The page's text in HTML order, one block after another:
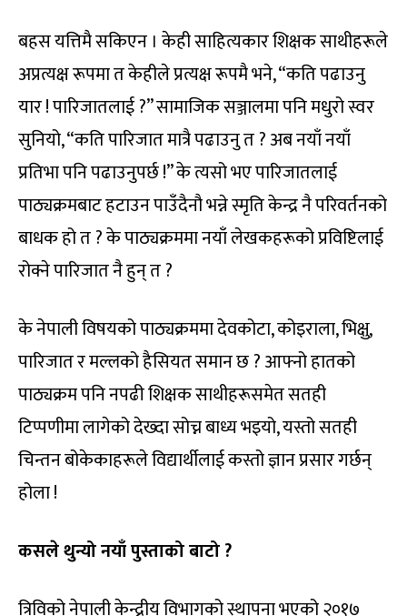
बहस यत्तिमै सकिएन । केही साहित्यकार शिक्षक साथीहरूले
अप्रत्यक्ष रूपमा त केहीले प्रत्यक्ष रूपमै भने, “कति पढाउनु
यार ! पारिजातलाई ?” सामाजिक सञ्जालमा पनि मधुरो स्वर
सुनियो, “कति पारिजात मात्रै पढाउनु त ? अब नयाँ नयाँ
प्रतिभा पनि पढाउनुपर्छ !” के त्यसो भए पारिजातलाई
पाठ्यक्रमबाट हटाउन पाउँदैनौ भन्ने स्मृति केन्द्र नै परिवर्तनको
बाधक हो त ? के पाठ्यक्रममा नयाँ लेखकहरूको प्रविष्टिलाई
रोक्ने पारिजात नै हुन् त ?
के नेपाली विषयको पाठ्यक्रममा देवकोटा, कोइराला, भिक्षु,
पारिजात र मल्लको हैसियत समान छ ? आफ्नो हातको
पाठ्यक्रम पनि नपढी शिक्षक साथीहरूसमेत सतही
टिप्पणीमा लागेको देख्दा सोच्न बाध्य भइयो, यस्तो सतही
चिन्तन बोकेकाहरूले विद्यार्थीलाई कस्तो ज्ञान प्रसार गर्छन्
होला !
कसले थुन्यो नयाँ पुस्ताको बाटो ?
त्रिविको नेपाली केन्द्रीय विभागको स्थापना भएको २०१७